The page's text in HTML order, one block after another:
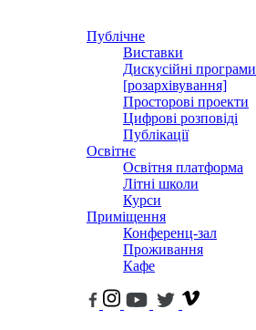
Публічне
Виставки
Дискусійні програми
[розархівування]
Просторові проекти
Цифрові розповіді
Публікації
Освітнє
Освітня платформа
Літні школи
Курси
Приміщення
Конференц-зал
Проживання
Кафе